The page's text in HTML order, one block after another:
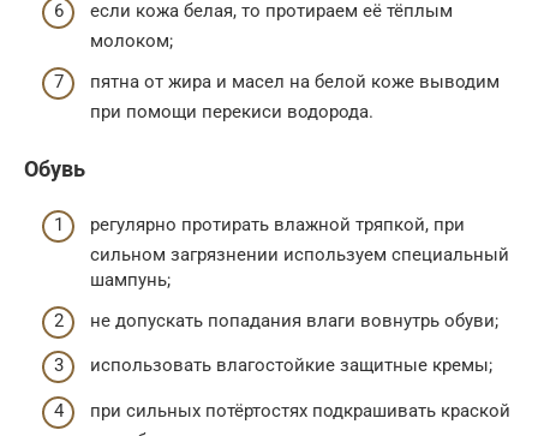
если кожа белая, то протираем её тёплым
молоком;
пятна от жира и масел на белой коже выводим
при помощи перекиси водорода.
Обувь
регулярно протирать влажной тряпкой, при
сильном загрязнении используем специальный
шампунь;
не допускать попадания влаги вовнутрь обуви;
использовать влагостойкие защитные кремы;
при сильных потёртостях подкрашивать краской